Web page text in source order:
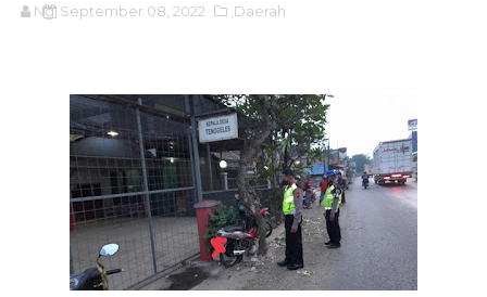
Ng September 08, 2022 ,Daerah